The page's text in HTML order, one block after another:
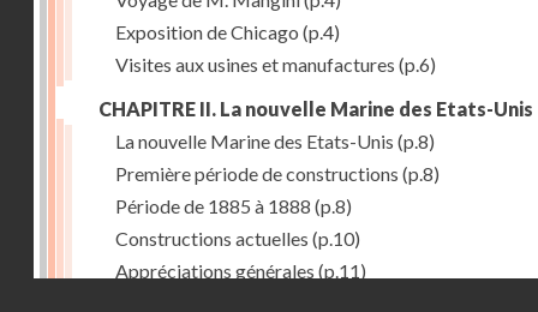
Exposition de Chicago (p.4)
Visites aux usines et manufactures (p.6)
CHAPITRE II. La nouvelle Marine des Etats-Unis
La nouvelle Marine des Etats-Unis (p.8)
Première période de constructions (p.8)
Période de 1885 à 1888 (p.8)
Constructions actuelles (p.10)
Appréciations générales (p.11)